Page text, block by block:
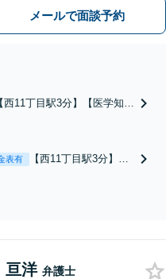
立証【借金・債務整理】個人・
。最近の傾向や破産管財人の経
メールで面談予約
【西11丁目駅3分】【医学知識
、人身傷害・後遺障害には
り踏み込んだ対応ができま
表有
【西11丁目駅3分】
提案が可能です【個
経験あり】裁判所側の
亘洋 弁護士